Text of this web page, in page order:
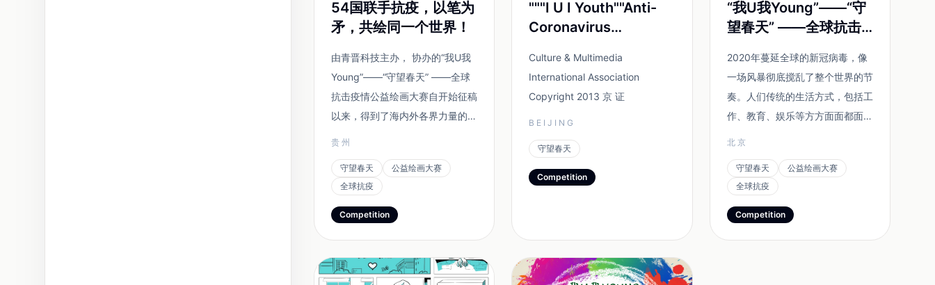
54国联手抗疫，以笔为
矛，共绘同一个世界！
由青晋科技主办， 协办的“我U我
Young”——“守望春天” ——全球
抗击疫情公益绘画大赛自开始征稿
以来，得到了海内外各界力量的支
网、贵州日报、堂吉诃德幽默漫画
杂志等海内外不同类型的26家媒
体纷纷刊载大赛征稿的信息，成为
个国家和地区的参赛作品...
贵州
守望春天
公益绘画大赛
全球抗疫
Competition
"""I U I Youth""Anti-
Coronavirus
Competition Call for
Entries"
Culture & Multimedia
International Association
Copyright 2013 京 证
BEIJING
守望春天
Competition
“我U我Young”——“守
望春天” ——全球抗击
启动
2020年蔓延全球的新冠病毒，像
一场风暴彻底搅乱了整个世界的节
奏。人们传统的生活方式，包括工
作、教育、娱乐等方方面面都面临
神生活蔓延之势。在这样的背景
下，2020年4月27日由青晋科技
主办、 协办的“我U我
北京
守望春天
公益绘画大赛
全球抗疫
Competition